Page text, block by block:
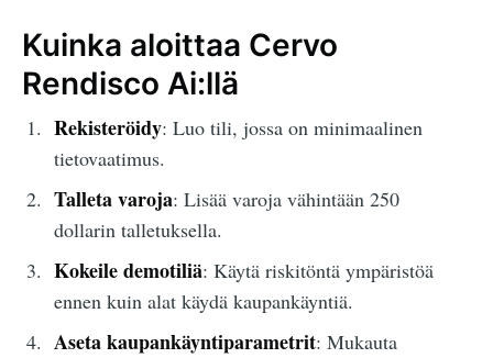
Kuinka aloittaa Cervo
Rendisco Ai:llä
Rekisteröidy: Luo tili, jossa on minimaalinen
tietovaatimus.
Talleta varoja: Lisää varoja vähintään 250
dollarin talletuksella.
Kokeile demotiliä: Käytä riskitöntä ympäristöä
ennen kuin alat käydä kaupankäyntiä.
Aseta kaupankäyntiparametrit: Mukauta